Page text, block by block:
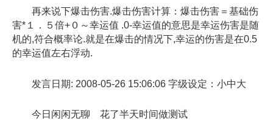
再来说下爆击伤害.爆击伤害计算：爆击伤害＝基础伤
害*１．５倍+０～幸运值 .0-幸运值的意思是幸运伤害是随
机的,符合概率论.就是在爆击的情况下,幸运的伤害是在0.5
的幸运值左右浮动.
发言日期: 2008-05-26 15:06:06 字级设定：小中大
今日闲闲无聊 花了半天时间做测试